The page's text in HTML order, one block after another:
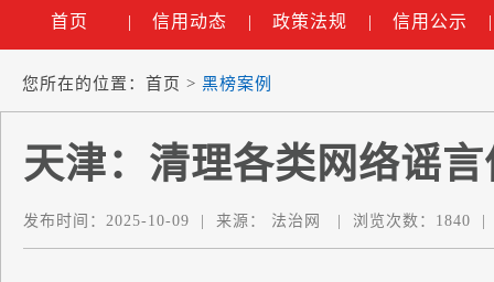
首页 | 信用动态 | 政策法规 | 信用公示 |
您所在的位置： 首页 > 黑榜案例
天津：清理各类网络谣
发布时间： 2025-10-09 来源： 法治网 浏览次数： 1840